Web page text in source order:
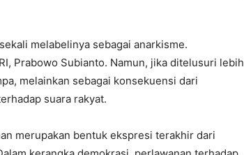
melabelinya sebagai anarkisme.
Prabowo Subianto. Namun, jika ditelusuri lebih
melainkan sebagai konsekuensi dari
suara rakyat.
merupakan bentuk ekspresi terakhir dari